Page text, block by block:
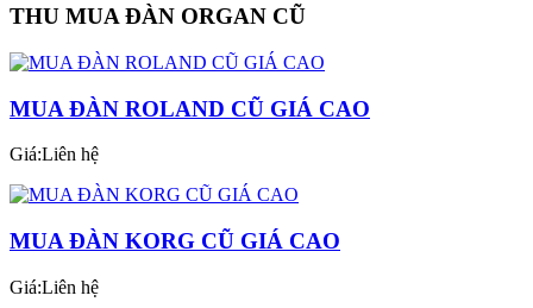
THU MUA ĐÀN ORGAN CŨ
MUA ĐÀN ROLAND CŨ GIÁ CAO
Giá:Liên hệ
MUA ĐÀN KORG CŨ GIÁ CAO
Giá:Liên hệ